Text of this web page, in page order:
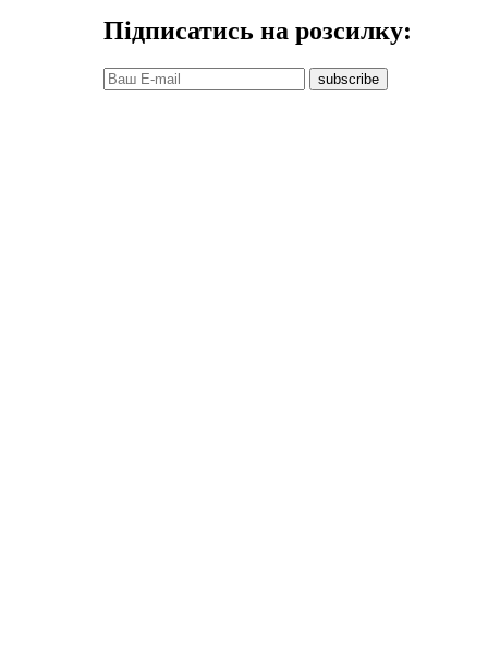
Підписатись на розсилку:
subscribe